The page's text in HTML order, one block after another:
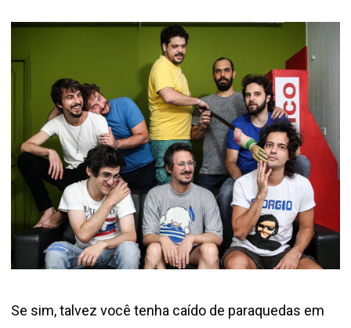
Se sim, talvez você tenha caído de paraquedas em